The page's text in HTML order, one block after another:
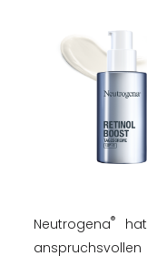
Neutrogena®